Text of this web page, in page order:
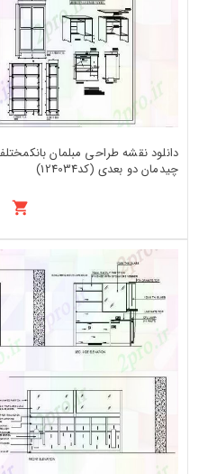
دانلود نقشه طراحی مبلمان
چیدمان دو بعدی (کد124034)